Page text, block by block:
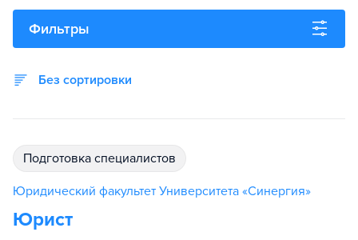
Фильтры
Без сортировки
подготовка специалистов
Юридический факультет Университета «Синергия»
Юрист